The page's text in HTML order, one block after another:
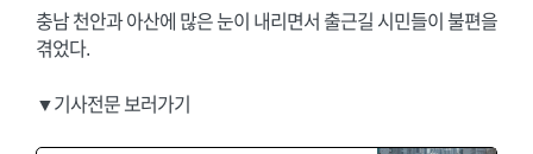
충남 천안과 아산에 많은 눈이 내리면서 출근길 시민들이 불편을
겪었다.
▼기사전문 보러가기